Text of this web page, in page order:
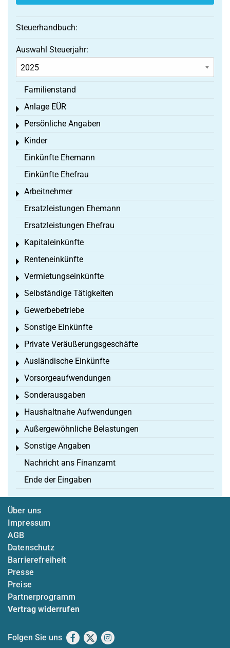
Steuerhandbuch:
Auswahl Steuerjahr:
Familienstand
Anlage EÜR
Toggle menu
Persönliche Angaben
Toggle menu
Kinder
Toggle menu
Einkünfte Ehemann
Einkünfte Ehefrau
Arbeitnehmer
Toggle menu
Ersatzleistungen Ehemann
Ersatzleistungen Ehefrau
Kapitaleinkünfte
Toggle menu
Renteneinkünfte
Toggle menu
Vermietungseinkünfte
Toggle menu
Selbständige Tätigkeiten
Toggle menu
Gewerbebetriebe
Toggle menu
Sonstige Einkünfte
Toggle menu
Private Veräußerungsgeschäfte
Toggle menu
Ausländische Einkünfte
Toggle menu
Vorsorgeaufwendungen
Toggle menu
Sonderausgaben
Toggle menu
Haushaltnahe Aufwendungen
Toggle menu
Außergewöhnliche Belastungen
Toggle menu
Sonstige Angaben
Toggle menu
Nachricht ans Finanzamt
Ende der Eingaben
Über uns
Impressum
AGB
Datenschutz
Barrierefreiheit
Presse
Preise
Partnerprogramm
Vertrag widerrufen
Folgen Sie uns Facebook
X Instagram